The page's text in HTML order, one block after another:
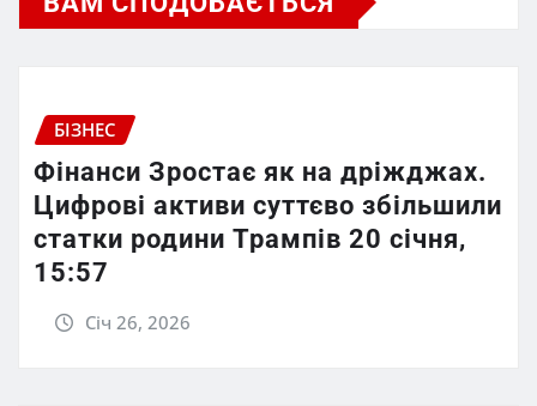
БІЗНЕС
Фінанси Зростає як на дріжджах.
Цифрові активи суттєво збільшили
статки родини Трампів 20 січня,
15:57
Січ 26, 2026